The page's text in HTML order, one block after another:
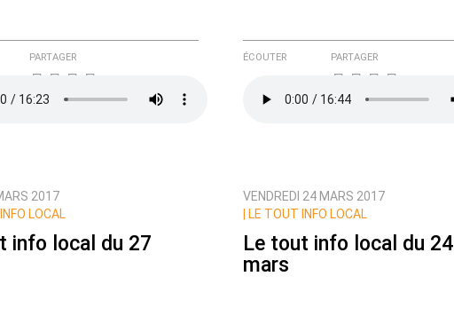
moi de tous les nouveaux commentaires de cette discussion par email
PARTAGER ÉCOUTER PARTAGER
2017
LOCAL
info local du 27
VENDREDI 24 MARS 2017
LE TOUT INFO LOCAL
Le tout info local du 24
mars